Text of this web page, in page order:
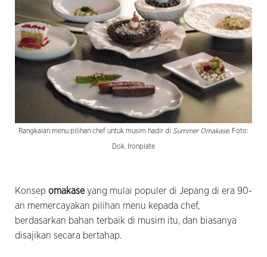
Rangkaian menu pilihan chef untuk musim hadir di Summer Omakase. Foto:
Dok. Ironplate
Konsep omakase yang mulai populer di Jepang di era 90-
an memercayakan pilihan menu kepada chef,
berdasarkan bahan terbaik di musim itu, dan biasanya
disajikan secara bertahap.